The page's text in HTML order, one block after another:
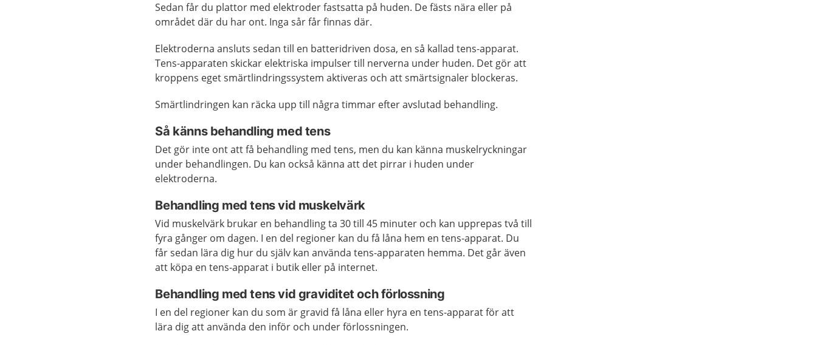
Sedan får du plattor med elektroder fastsatta på huden. De fästs nära eller på
området där du har ont. Inga sår får finnas där.
Elektroderna ansluts sedan till en batteridriven dosa, en så kallad tens-apparat.
Tens-apparaten skickar elektriska impulser till nerverna under huden. Det gör att
kroppens eget smärtlindringssystem aktiveras och att smärtsignaler blockeras.
Smärtlindringen kan räcka upp till några timmar efter avslutad behandling.
Så känns behandling med tens
Det gör inte ont att få behandling med tens, men du kan känna muskelryckningar
under behandlingen. Du kan också känna att det pirrar i huden under
elektroderna.
Behandling med tens vid muskelvärk
Vid muskelvärk brukar en behandling ta 30 till 45 minuter och kan upprepas två till
fyra gånger om dagen. I en del regioner kan du få låna hem en tens-apparat. Du
får sedan lära dig hur du själv kan använda tens-apparaten hemma. Det går även
att köpa en tens-apparat i butik eller på internet.
Behandling med tens vid graviditet och förlossning
I en del regioner kan du som är gravid få låna eller hyra en tens-apparat för att
lära dig att använda den inför och under förlossningen.